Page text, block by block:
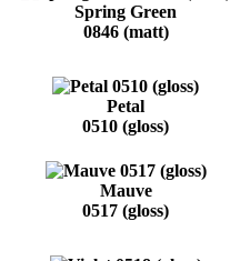
Spring Green
0846 (matt)
Petal
0510 (gloss)
Mauve
0517 (gloss)